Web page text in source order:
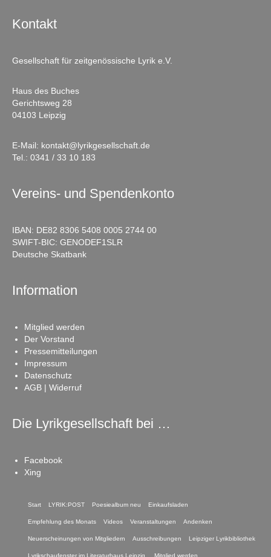
Kontakt
Gesellschaft für zeitgenössische Lyrik e.V.
Haus des Buches
Gerichtsweg 28
04103 Leipzig
E-Mail: kontakt@lyrikgesellschaft.de
Tel.: 0341 / 33 10 183
Vereins- und Spendenkonto
IBAN: DE82 8306 5408 0005 2744 00
SWIFT-BIC: GENODEF1SLR
Deutsche Skatbank
Information
Mitglied werden
Der Vorstand
Pressemitteilungen
Impressum
Datenschutz
AGB | Widerruf
Die Lyrikgesellschaft bei …
Facebook
Xing
Start LYRIK:POST Poesiealbum neu Einkaufsladen
Empfehlung des Monats Videos Veranstaltungen Andenken
Neuerscheinungen von Mitgliedern Ausschreibungen Leipziger Lyrikbibliothek